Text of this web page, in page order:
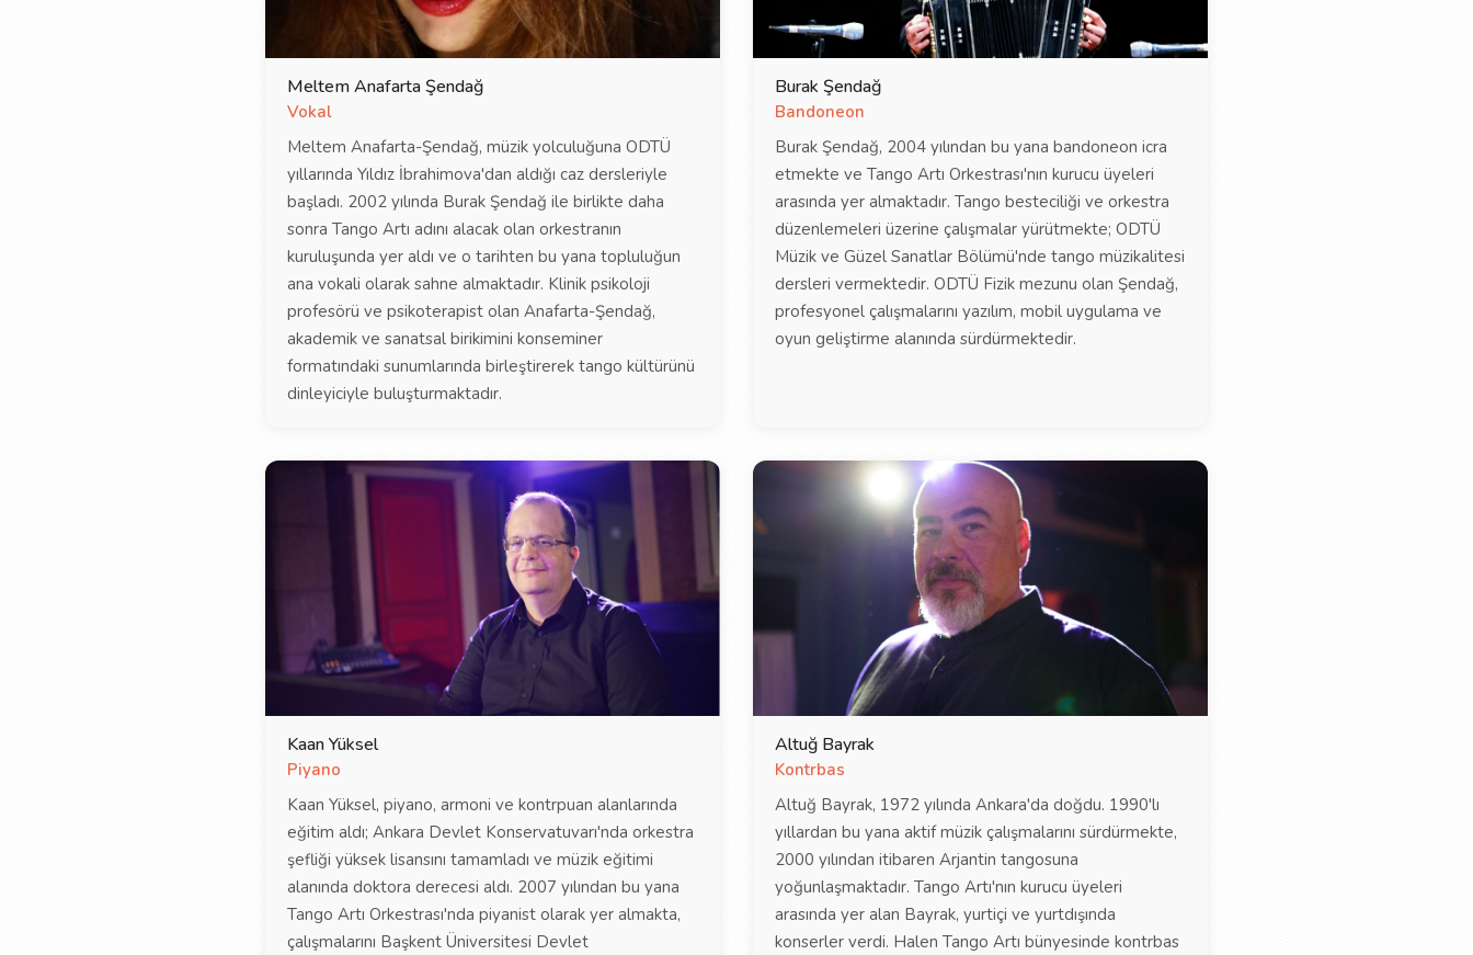
Meltem Anafarta Şendağ
Vokal
Meltem Anafarta-Şendağ, müzik yolculuğuna ODTÜ
yıllarında Yıldız İbrahimova'dan aldığı caz dersleriyle
başladı. 2002 yılında Burak Şendağ ile birlikte daha
sonra Tango Artı adını alacak olan orkestranın
kuruluşunda yer aldı ve o tarihten bu yana topluluğun
ana vokali olarak sahne almaktadır. Klinik psikoloji
profesörü ve psikoterapist olan Anafarta-Şendağ,
akademik ve sanatsal birikimini konseminer
formatındaki sunumlarında birleştirerek tango kültürünü
dinleyiciyle buluşturmaktadır.
Burak Şendağ
Bandoneon
Burak Şendağ, 2004 yılından bu yana bandoneon icra
etmekte ve Tango Artı Orkestrası'nın kurucu üyeleri
arasında yer almaktadır. Tango besteciliği ve orkestra
düzenlemeleri üzerine çalışmalar yürütmekte; ODTÜ
Müzik ve Güzel Sanatlar Bölümü'nde tango müzikalitesi
dersleri vermektedir. ODTÜ Fizik mezunu olan Şendağ,
profesyonel çalışmalarını yazılım, mobil uygulama ve
oyun geliştirme alanında sürdürmektedir.
Kaan Yüksel
Piyano
Kaan Yüksel, piyano, armoni ve kontrpuan alanlarında
eğitim aldı; Ankara Devlet Konservatuvarı'nda orkestra
şefliği yüksek lisansını tamamladı ve müzik eğitimi
alanında doktora derecesi aldı. 2007 yılından bu yana
Tango Artı Orkestrası'nda piyanist olarak yer almakta,
çalışmalarını Başkent Üniversitesi Devlet
Altuğ Bayrak
Kontrbas
Altuğ Bayrak, 1972 yılında Ankara'da doğdu. 1990'lı
yıllardan bu yana aktif müzik çalışmalarını sürdürmekte,
2000 yılından itibaren Arjantin tangosuna
yoğunlaşmaktadır. Tango Artı'nın kurucu üyeleri
arasında yer alan Bayrak, yurtiçi ve yurtdışında
konserler verdi. Halen Tango Artı bünyesinde kontrbas